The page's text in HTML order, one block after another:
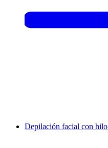
Depilación facial con hilo